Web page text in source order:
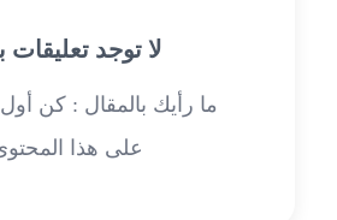
لا توجد تعليقات
ما رأيك بالمقال : كن
على هذا